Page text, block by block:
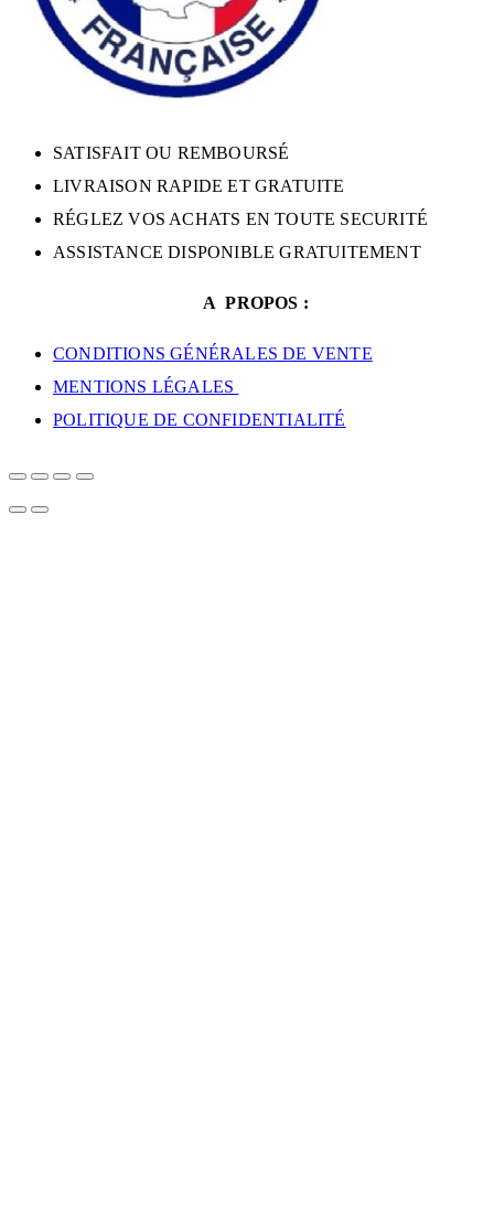
SATISFAIT OU REMBOURSÉ
LIVRAISON RAPIDE ET GRATUITE
RÉGLEZ VOS ACHATS EN TOUTE SECURITÉ
ASSISTANCE DISPONIBLE GRATUITEMENT
A PROPOS :
CONDITIONS GÉNÉRALES DE VENTE
MENTIONS LÉGALES
POLITIQUE DE CONFIDENTIALITÉ